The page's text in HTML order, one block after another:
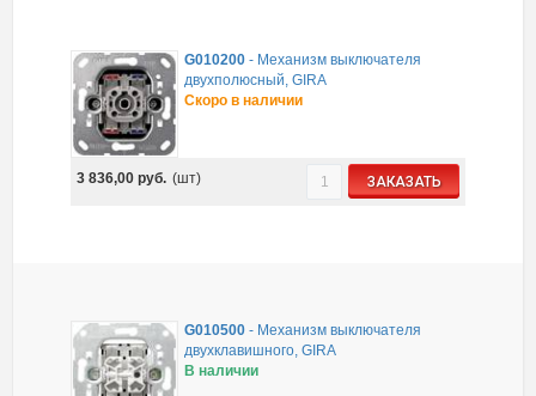
G010200- Механизм выключателя
двухполюсный, GIRA
Скоро в наличии
3 836,00 руб. (шт) ЗАКАЗАТЬ
G010500- Механизм выключателя
двухклавишного, GIRA
В наличии